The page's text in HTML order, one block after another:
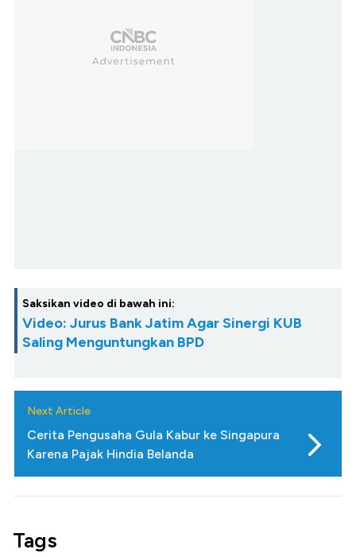
Saksikan video di bawah ini:
Video: Jurus Bank Jatim Agar Sinergi KUB
Saling Menguntungkan BPD
Next Article
Cerita Pengusaha Gula Kabur ke Singapura
Karena Pajak Hindia Belanda
Tags